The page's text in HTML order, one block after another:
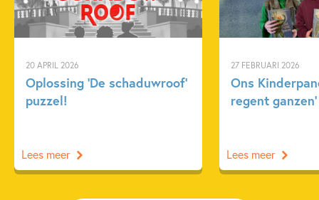
20 APRIL 2026
Oplossing ‘De schaduwroof’
puzzel!
Lees meer
27 FEBRUARI 2026
Ons
regent ganzen’
Lees meer